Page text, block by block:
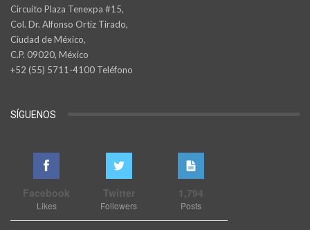
Circuito Plaza Tenexpa #15,
Col. Dr. Alfonso Ortiz Tirado,
Ciudad de México,
C.P. 09020, México
+52 (55) 5711-4100 Teléfono
SÍGUENOS
Facebook
Likes
Twitter
Followers
1,794
Posts